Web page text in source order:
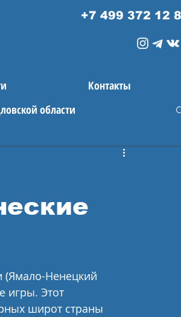
+7 499 372 12
Контакты
области
(Ямало-Ненецкий
игры. Этот
широт страны